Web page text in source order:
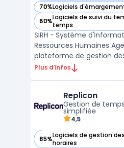
70%Logiciels
— voir Agendrix dans cette
60%Logiciels de suivi du
temps
— voir Agendrix dans cette
SIRH - Système
Ressources Humaines
plateforme de gestion
travail et des plannings
de visualiser leur emploi
temps réel. Agendrix offre
Plus d’infos
Replicon
Gestion de
simplifiée
4,5
85%Logiciels de gestion
horaires
— voir Replicon dans cette